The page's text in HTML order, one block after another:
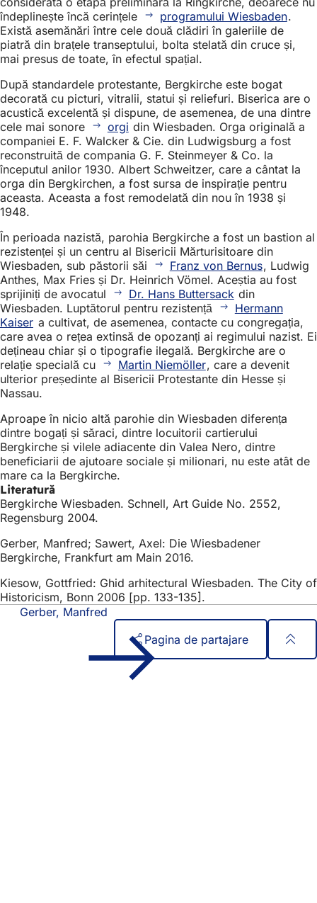
îndeplinește încă cerințele
programului Wiesbaden.
Există asemănări între cele două clădiri în galeriile de
piatră din brațele transeptului, bolta stelată din cruce și,
mai presus de toate, în efectul spațial.
După standardele protestante, Bergkirche este bogat
decorată cu picturi, vitralii, statui și reliefuri. Biserica are o
acustică excelentă și dispune, de asemenea, de una dintre
cele mai sonore
orgi din Wiesbaden. Orga originală a
companiei E. F. Walcker & Cie. din Ludwigsburg a fost
reconstruită de compania G. F. Steinmeyer & Co. la
începutul anilor 1930. Albert Schweitzer, care a cântat la
orga din Bergkirchen, a fost sursa de inspirație pentru
aceasta. Aceasta a fost remodelată din nou în 1938 și
1948.
În perioada nazistă, parohia Bergkirche a fost un bastion al
rezistenței și un centru al Bisericii Mărturisitoare din
Wiesbaden, sub păstorii săi
Franz von Bernus, Ludwig
Anthes, Max Fries și Dr. Heinrich Vömel. Aceștia au fost
sprijiniți de avocatul
Dr. Hans Buttersack din
Wiesbaden. Luptătorul pentru rezistență
Hermann
Kaiser a cultivat, de asemenea, contacte cu congregația,
care avea o rețea extinsă de opozanți ai regimului nazist. Ei
dețineau chiar și o tipografie ilegală. Bergkirche are o
relație specială cu
Martin Niemöller, care a devenit
ulterior președinte al Bisericii Protestante din Hesse și
Nassau.
Aproape în nicio altă parohie din Wiesbaden diferența
dintre bogați și săraci, dintre locuitorii cartierului
Bergkirche și vilele adiacente din Valea Nero, dintre
beneficiarii de ajutoare sociale și milionari, nu este atât de
mare ca la Bergkirche.
Literatură
Bergkirche Wiesbaden. Schnell, Art Guide No. 2552,
Regensburg 2004.
Gerber, Manfred; Sawert, Axel: Die Wiesbadener
Bergkirche, Frankfurt am Main 2016.
Kiesow, Gottfried: Ghid arhitectural Wiesbaden. The City of
Historicism, Bonn 2006 [pp. 133-135].
Gerber, Manfred
Pagina de partajare